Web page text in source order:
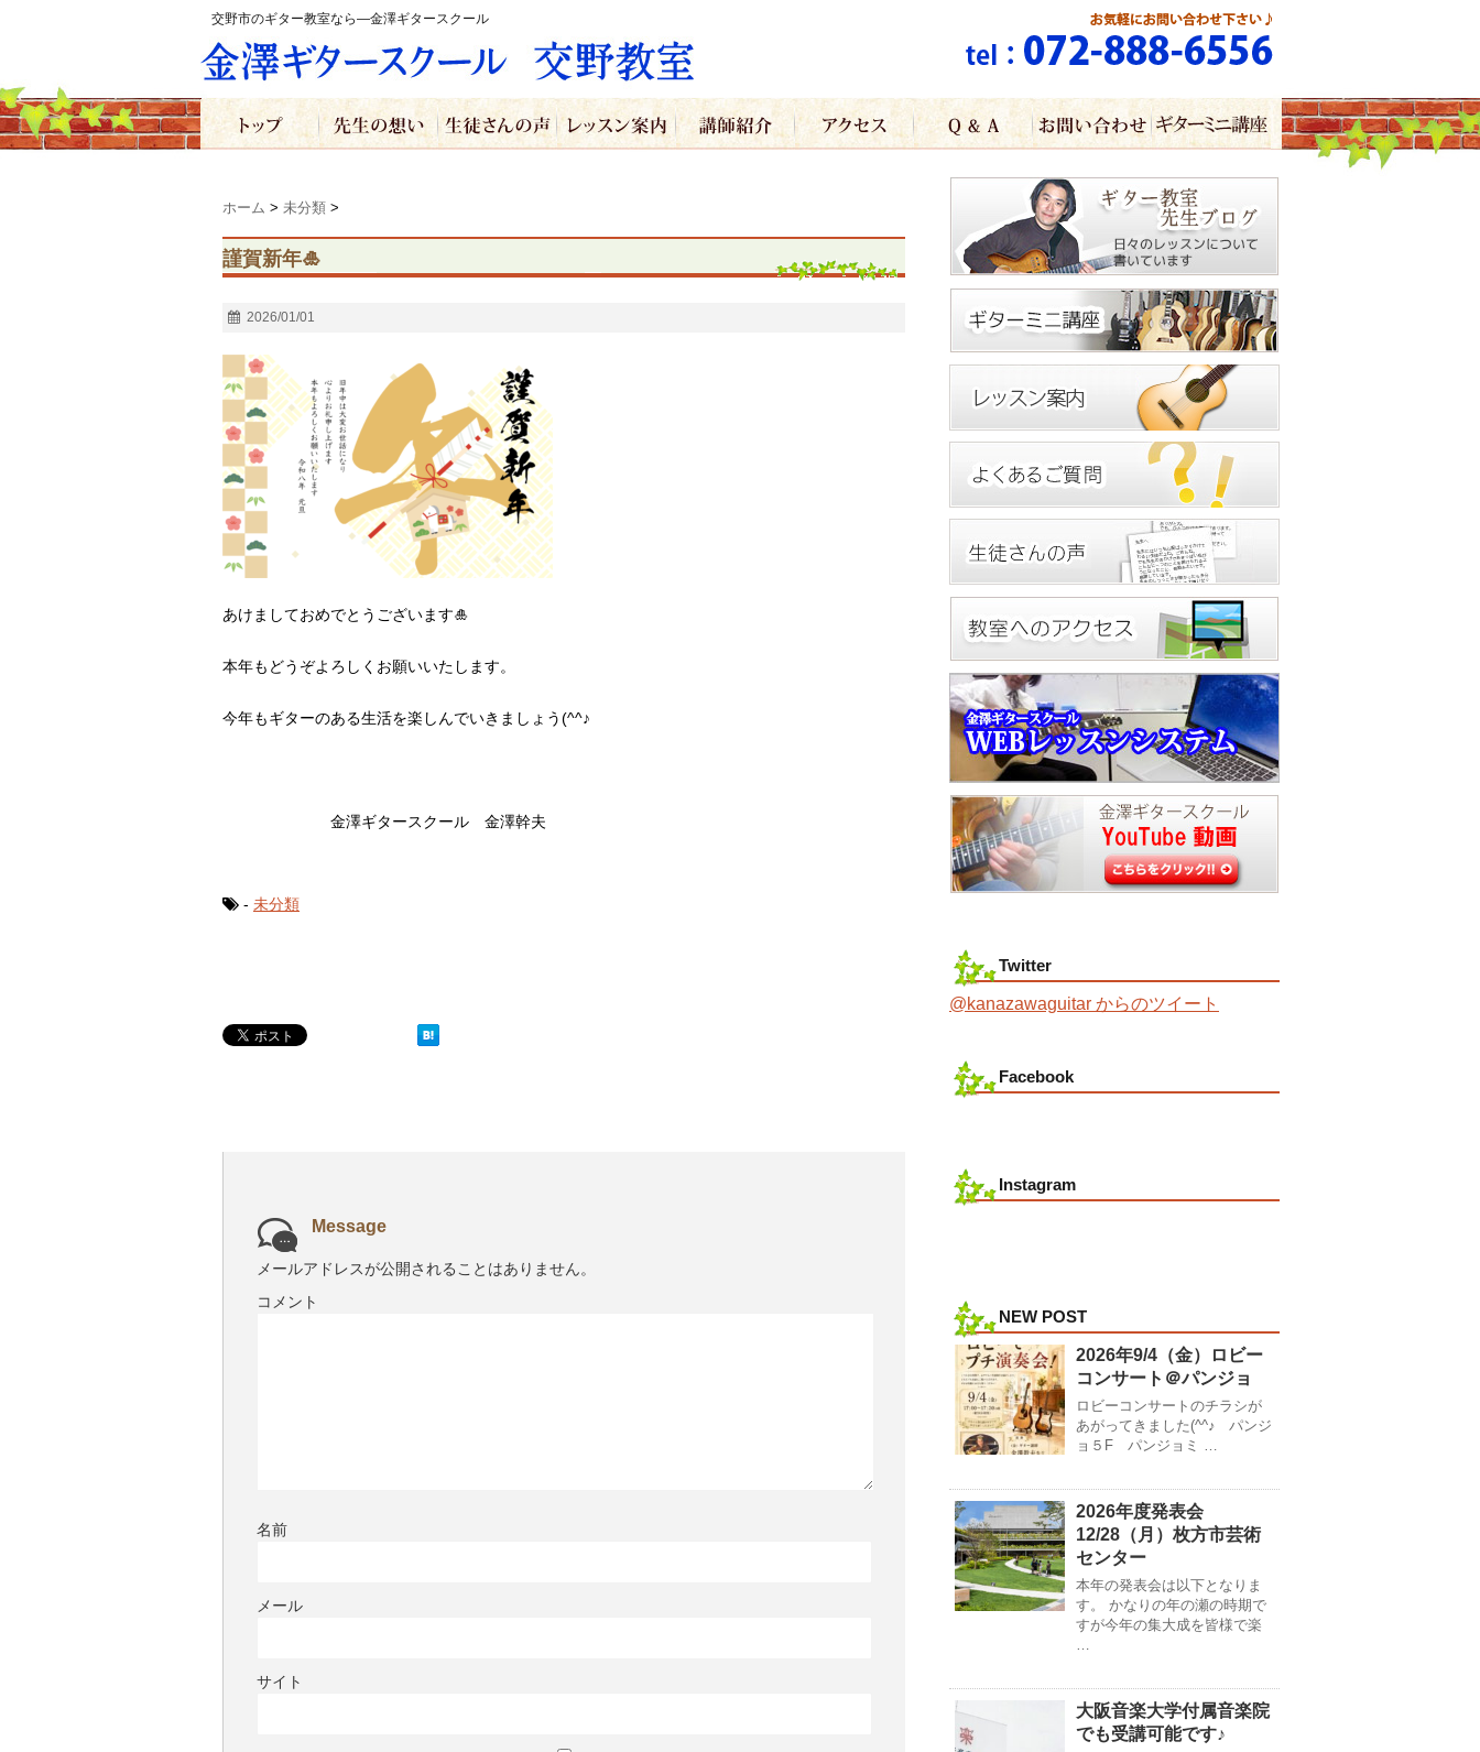
交野市のギター教室なら―金澤ギタースクール
ホーム > 未分類 >
謹賀新年🎍
2026/01/01
あけましておめでとうございます🎍
本年もどうぞよろしくお願いいたします。
今年もギターのある生活を楽しんでいきましょう(^^♪
金澤ギタースクール 金澤幹夫
- 未分類
Message
メールアドレスが公開されることはありません。
コメント
名前
メール
サイト
Twitter
@kanazawaguitar からのツイート
Facebook
Instagram
NEW POST
2026年9/4（金）ロビー
コンサート＠パンジョ
ロビーコンサートのチラシが
あがってきました(^^♪ パンジ
ョ５F パンジョミ …
2026年度発表会
12/28（月）枚方市芸術
センター
本年の発表会は以下となりま
す。 かなりの年の瀬の時期で
すが今年の集大成を皆様で楽
…
大阪音楽大学付属音楽院
でも受講可能です♪